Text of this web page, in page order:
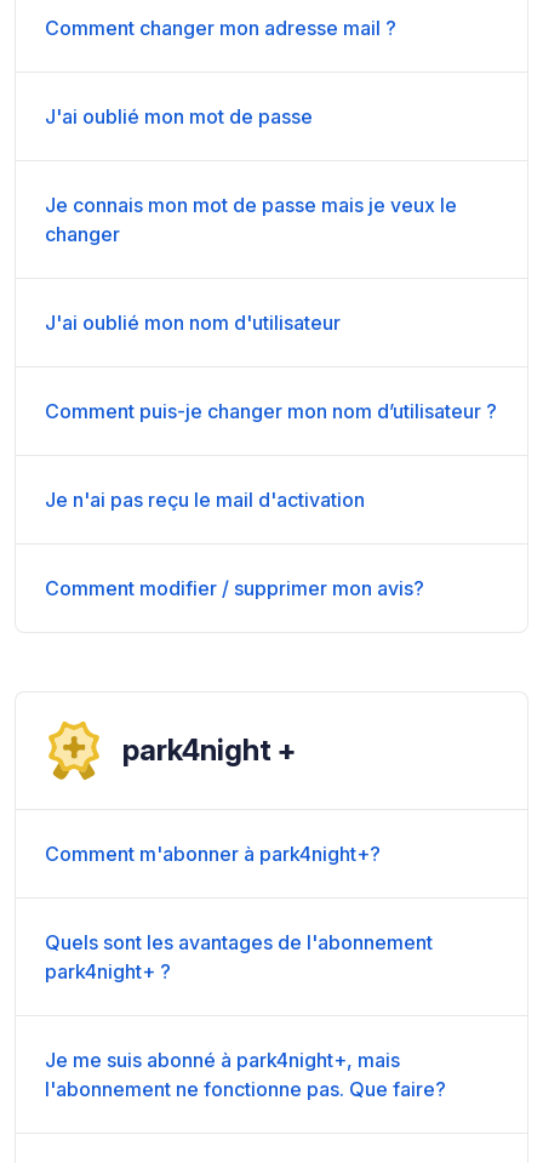
Comment changer mon adresse mail ?
J'ai oublié mon mot de passe
Je connais mon mot de passe mais je veux le
changer
J'ai oublié mon nom d'utilisateur
Comment puis-je changer mon nom d’utilisateur ?
Je n'ai pas reçu le mail d'activation
Comment modifier / supprimer mon avis?
park4night +
Comment m'abonner à park4night+?
Quels sont les avantages de l'abonnement
park4night+ ?
Je me suis abonné à park4night+, mais
l'abonnement ne fonctionne pas. Que faire?